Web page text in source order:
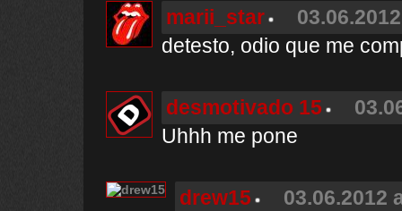
marii_star
detesto, odio que me
desmotivado 15
Uhhh me pone
drew15
03.06.2012